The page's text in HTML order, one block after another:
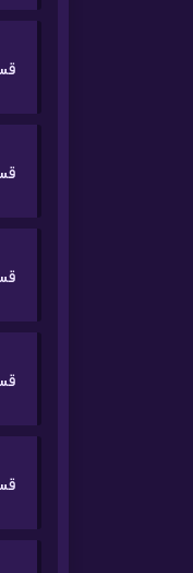
قسمت
قسمت
قسمت
قسمت
قسمت